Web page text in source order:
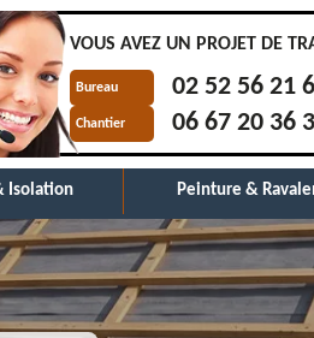
VOUS AVEZ UN PROJET DE
Bureau 02 52 56 21
Chantier 06 67 20 36
Isolation Peinture &